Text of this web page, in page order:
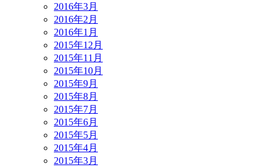
2016年3月
2016年2月
2016年1月
2015年12月
2015年11月
2015年10月
2015年9月
2015年8月
2015年7月
2015年6月
2015年5月
2015年4月
2015年3月